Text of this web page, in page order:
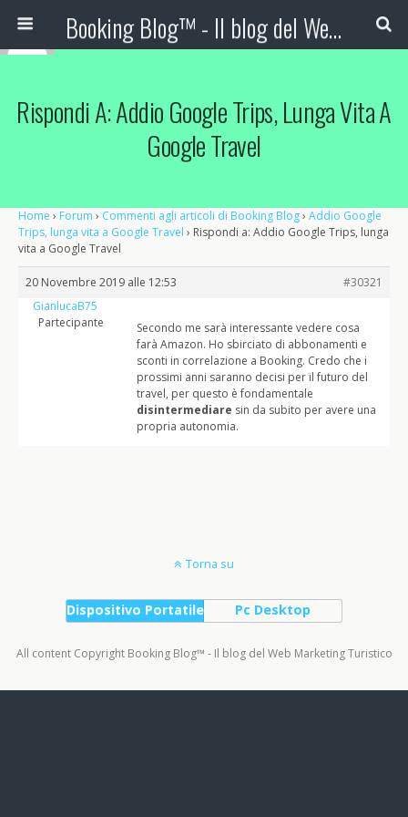
Booking Blog™ - Il blog del Web Marketing Turistico
Rispondi A: Addio Google Trips, Lunga Vita A
Google Travel
Home › Forum › Commenti agli articoli di Booking Blog› Addio Google
Trips, lunga vita a Google Travel › Rispondi a: Addio Google Trips, lunga
vita a Google Travel
20 Novembre 2019 alle 12:53
#30321
GianlucaB75
Partecipante
Secondo me sarà interessante vedere cosa
farà Amazon. Ho sbirciato di abbonamenti e
sconti in correlazione a Booking. Credo che i
prossimi anni saranno decisi per il futuro del
travel, per questo è fondamentale
disintermediare sin da subito per avere una
propria autonomia.
Torna su
Dispositivo Portatile Pc Desktop
All content Copyright Booking Blog™ - Il blog del Web Marketing Turistico